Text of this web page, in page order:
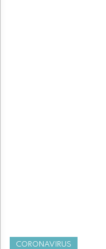
CORONAVIRUS